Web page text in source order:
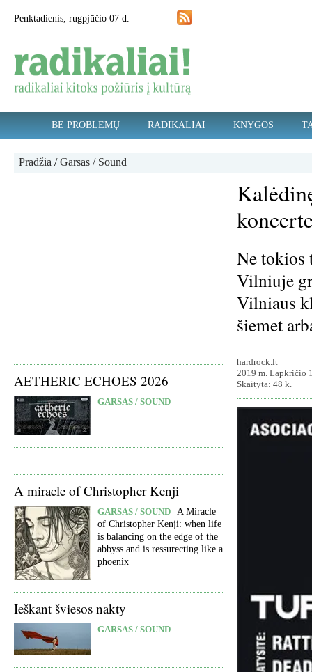
Penktadienis, rugpjūčio 07 d.
BE PROBLEMŲ RADIKALIAI KNYGOS
Pradžia /Garsas / Sound
AETHERIC ECHOES 2026
GARSAS / SOUND
A miracle of Christopher Kenji
GARSAS / SOUND A Miracle
of Christopher Kenji: when life
is balancing on the edge of the
abbyss and is ressurecting like a
phoenix
Ieškant šviesos nakty
GARSAS / SOUND
Ne tokios
Vilniuje
Vilniaus
šiemet
hardrock.lt
2019 m. Lapkričio
Skaityta: 48 k.